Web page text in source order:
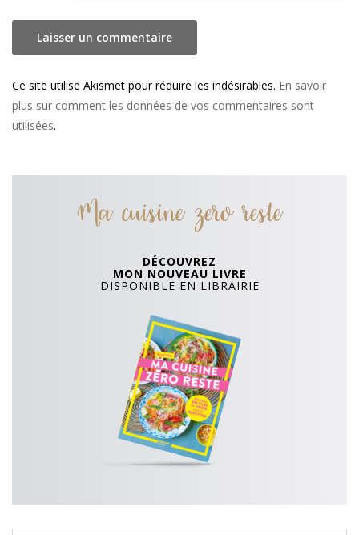
Ce site utilise Akismet pour réduire les indésirables. En savoir
plus sur comment les données de vos commentaires sont
utilisées.
Ma cuisine zero reste
DÉCOUVREZ
MON NOUVEAU LIVRE
DISPONIBLE EN LIBRAIRIE